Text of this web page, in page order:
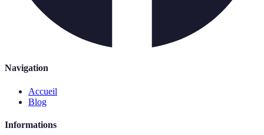
Navigation
Accueil
Blog
Informations